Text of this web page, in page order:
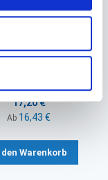
Feinkostbecher PP
mit Deckel
17,20 €
Ab 16,43 €
den Warenkorb